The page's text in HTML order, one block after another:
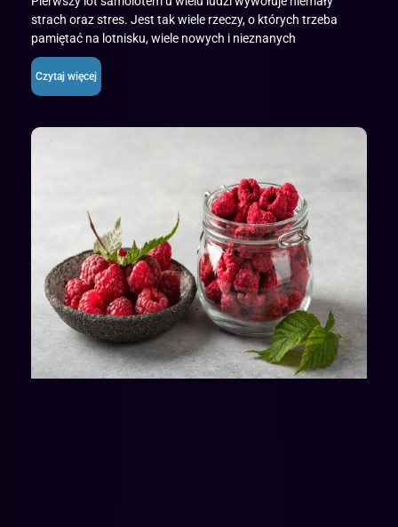
strach oraz stres. Jest tak wiele rzeczy, o których trzeba
pamiętać na lotnisku, wiele nowych i nieznanych
Czytaj więcej